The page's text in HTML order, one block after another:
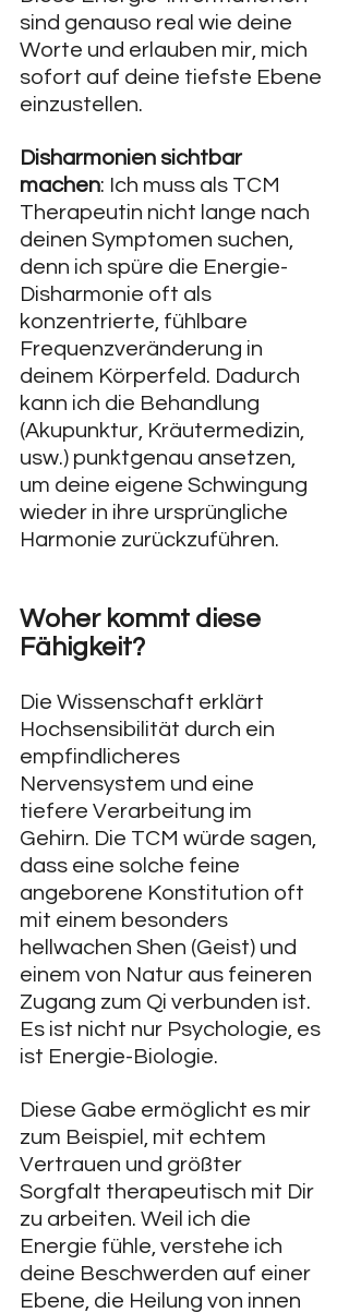
sind genauso real wie deine
Worte und erlauben mir, mich
sofort auf deine tiefste Ebene
einzustellen.
Disharmonien sichtbar
machen: Ich muss als TCM
Therapeutin nicht lange nach
deinen Symptomen suchen,
denn ich spüre die Energie-
Disharmonie oft als
konzentrierte, fühlbare
Frequenzveränderung in
deinem Körperfeld. Dadurch
kann ich die Behandlung
(Akupunktur, Kräutermedizin,
usw.) punktgenau ansetzen,
um deine eigene Schwingung
wieder in ihre ursprüngliche
Harmonie zurückzuführen.
Woher kommt diese
Fähigkeit?
Die Wissenschaft erklärt
Hochsensibilität durch ein
empfindlicheres
Nervensystem und eine
tiefere Verarbeitung im
Gehirn. Die TCM würde sagen,
dass eine solche feine
angeborene Konstitution oft
mit einem besonders
hellwachen Shen (Geist) und
einem von Natur aus feineren
Zugang zum Qi verbunden ist.
Es ist nicht nur Psychologie, es
ist Energie-Biologie.
Diese Gabe ermöglicht es mir
zum Beispiel, mit echtem
Vertrauen und größter
Sorgfalt therapeutisch mit Dir
zu arbeiten. Weil ich die
Energie fühle, verstehe ich
deine Beschwerden auf einer
Ebene, die Heilung von innen